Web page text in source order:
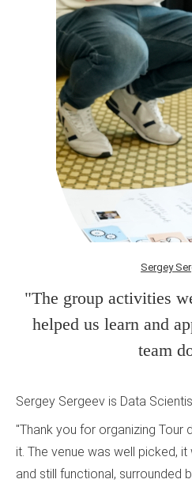
Sergey
"The group activities
helped us learn and
team
Sergey Sergeev is Data
"Thank you for organizing Tour
it. The venue was well picked,
and still functional, surrounded